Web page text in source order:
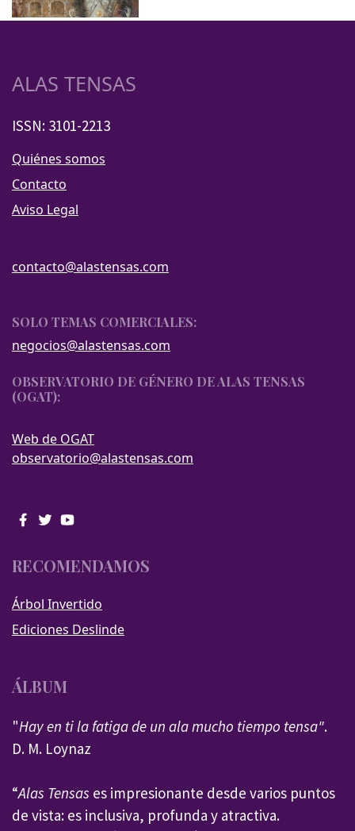
ALAS TENSAS
ISSN: 3101-2213
Quiénes somos
Contacto
Aviso Legal
contacto@alastensas.com
SOLO TEMAS COMERCIALES:
negocios@alastensas.com
OBSERVATORIO DE GÉNERO DE ALAS TENSAS
(OGAT):
Web de OGAT
observatorio@alastensas.com
RECOMENDAMOS
Árbol Invertido
Ediciones Deslinde
ÁLBUM
"Hay en ti la fatiga de un ala mucho tiempo tensa".
D. M. Loynaz
“Alas Tensas es impresionante desde varios puntos
de vista: es inclusiva, profunda y atractiva.